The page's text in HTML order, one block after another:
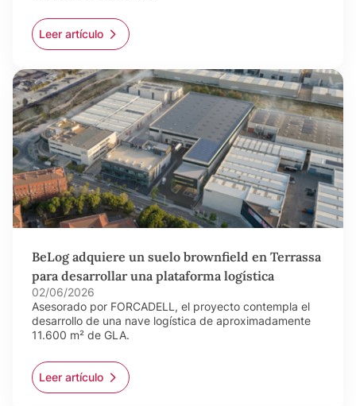
Leer artículo
BeLog adquiere un suelo brownfield en Terrassa
para desarrollar una plataforma logística
02/06/2026
Asesorado por FORCADELL, el proyecto contempla el
desarrollo de una nave logística de aproximadamente
11.600 m² de GLA.
Leer artículo